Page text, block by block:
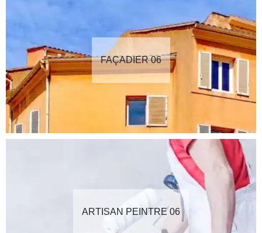
FAÇADIER 06
ARTISAN PEINTRE 06